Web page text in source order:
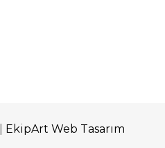
EkipArt Web Tasarım